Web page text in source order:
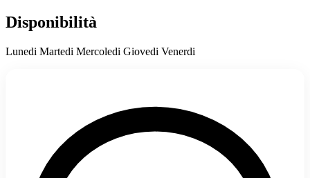
Disponibilità
Lunedi Martedi Mercoledi Giovedi Venerdi